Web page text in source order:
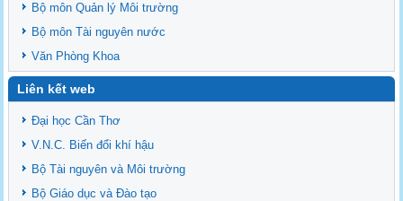
Bộ môn Quản lý Môi trường
Bộ môn Tài nguyên nước
Văn Phòng Khoa
Liên kết web
Đại học Cần Thơ
V.N.C. Biến đổi khí hậu
Bộ Tài nguyên và Môi trường
Bộ Giáo dục và Đào tạo